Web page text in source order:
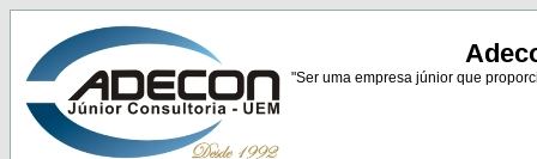
"Ser uma empresa júnior que